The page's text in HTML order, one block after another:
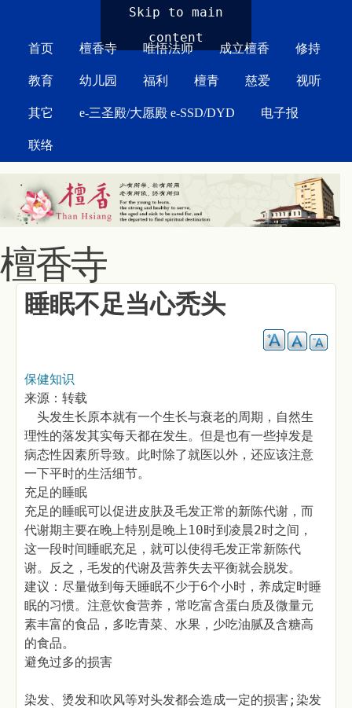
Skip to main
content
首页 檀香寺 唯悟法师 成立檀香 修持
教育 幼儿园 福利 檀青 慈爱 视听
其它 e-三圣殿/大愿殿 e-SSD/DYD 电子报
联络
檀香寺
睡眠不足当心秃头
保健知识
来源：转载
头发生长原本就有一个生长与衰老的周期，自然生
理性的落发其实每天都在发生。但是也有一些掉发是
病态性因素所导致。此时除了就医以外，还应该注意
一下平时的生活细节。
充足的睡眠
充足的睡眠可以促进皮肤及毛发正常的新陈代谢，而
代谢期主要在晚上特别是晚上10时到凌晨2时之间，
这一段时间睡眠充足，就可以使得毛发正常新陈代
谢。反之，毛发的代谢及营养失去平衡就会脱发。
建议：尽量做到每天睡眠不少于6个小时，养成定时睡
眠的习惯。注意饮食营养，常吃富含蛋白质及微量元
素丰富的食品，多吃青菜、水果，少吃油腻及含糖高
的食品。
避免过多的损害
染发、烫发和吹风等对头发都会造成一定的损害;染发